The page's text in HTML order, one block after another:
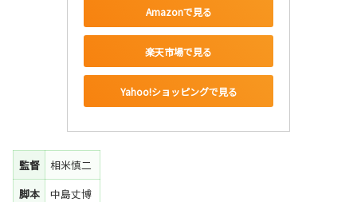
Amazonで見る
楽天市場で見る
Yahoo!ショッピングで見る
監督
相米慎二
脚本
中島丈博